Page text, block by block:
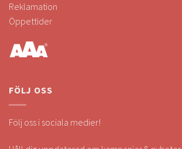
Reklamation
Öppettider
FÖLJ OSS
Följ oss i sociala medier!